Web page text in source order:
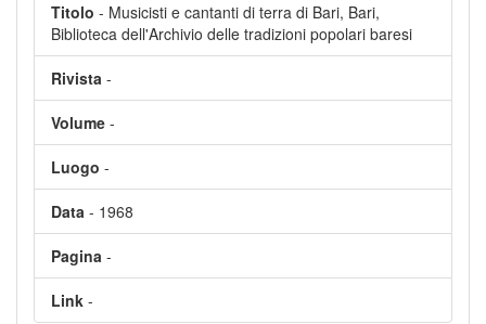
Titolo - Musicisti e cantanti di terra di Bari, Bari,
Biblioteca dell'Archivio delle tradizioni popolari baresi
Rivista -
Volume -
Luogo -
Data - 1968
Pagina -
Link -